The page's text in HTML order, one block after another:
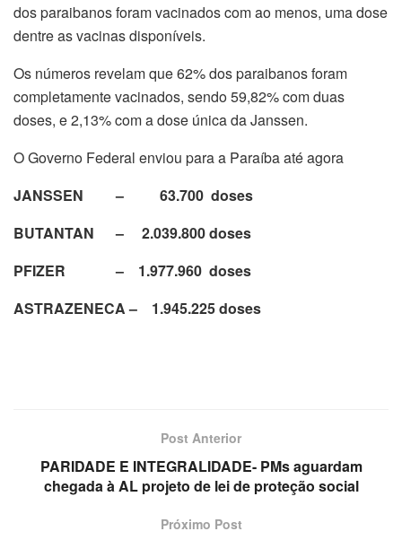
dos paraibanos foram vacinados com ao menos, uma dose
dentre as vacinas disponíveis.
Os números revelam que 62% dos paraibanos foram
completamente vacinados, sendo 59,82% com duas
doses, e 2,13% com a dose única da Janssen.
O Governo Federal enviou para a Paraíba até agora
JANSSEN – 63.700 doses
BUTANTAN – 2.039.800 doses
PFIZER – 1.977.960 doses
ASTRAZENECA – 1.945.225 doses
Post Anterior
PARIDADE E INTEGRALIDADE- PMs aguardam
chegada à AL projeto de lei de proteção social
Próximo Post